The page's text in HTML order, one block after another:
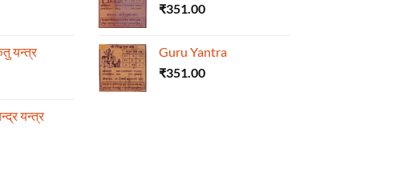
यन्त्र
यन्त्र
₹351.00
Guru Yantra
₹351.00